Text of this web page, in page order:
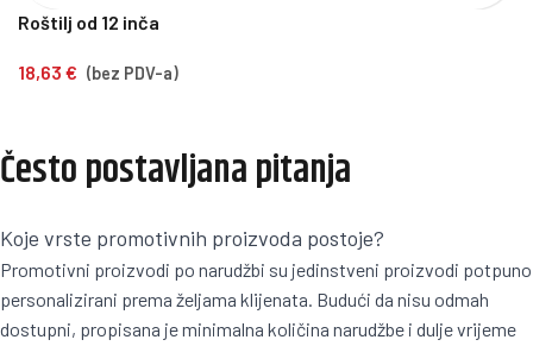
Roštilj od 12 inča
18,63 € (bez PDV-a)
Često postavljana pitanja
Koje vrste promotivnih proizvoda postoje?
Promotivni proizvodi po narudžbi su jedinstveni proizvodi potpuno
personalizirani prema željama klijenata. Budući da nisu odmah
dostupni, propisana je minimalna količina narudžbe i dulje vrijeme